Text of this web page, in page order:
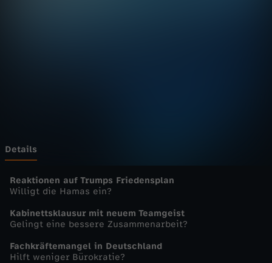
-
h
e
u
Details
Reaktionen auf Trumps Friedensplan
Willigt die Hamas ein?
Kabinettsklausur mit neuem Teamgeist
Gelingt eine bessere Zusammenarbeit?
Fachkräftemangel in Deutschland
Hilft weniger Bürokratie?